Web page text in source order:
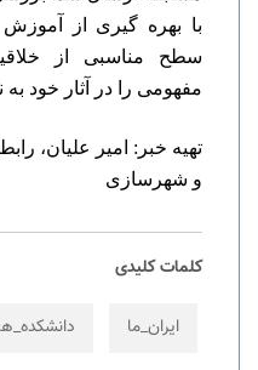
ﺑﺎ بهره گیری از آﻣﻮزش
ﺳﻄﺢ ﻣﻨﺎسبی از
ﻣﻔﻬﻮمی را در آﺛﺎر ﺧﻮد ﺑﻪ
تهیه خبر: امیر علیان،
و شهرسازی
کلمات کلیدی
اﯾﺮان_ﻣﺎ